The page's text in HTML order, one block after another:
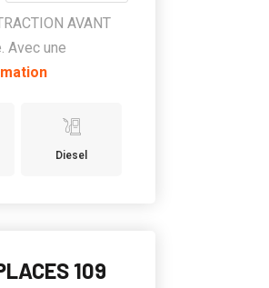
AVANT
Avec une
Diesel
109